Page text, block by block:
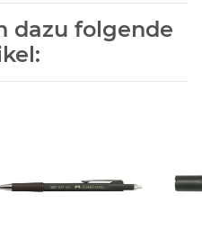
dazu folgende